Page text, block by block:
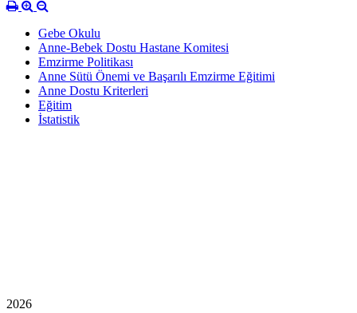
Gebe Okulu
Anne-Bebek Dostu Hastane Komitesi
Emzirme Politikası
Anne Sütü Önemi ve Başarılı Emzirme Eğitimi
Anne Dostu Kriterleri
Eğitim
İstatistik
2026